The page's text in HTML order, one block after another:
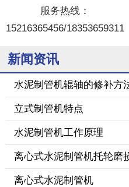
服务热线：
15216365456/18353659311
新闻资讯
水泥制管机辊轴的修补方
立式制管机特点
水泥制管机工作原理
离心式水泥制管机托轮磨
离心式水泥制管机